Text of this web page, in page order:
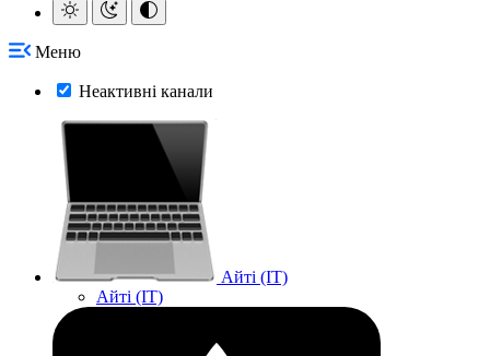
Меню
Неактивні канали
Айті (IT)
Айті (IT)